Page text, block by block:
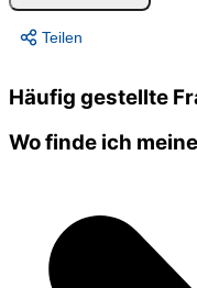
Teilen
Häufig gestellte
Wo finde ich